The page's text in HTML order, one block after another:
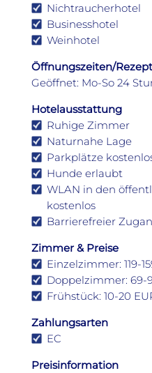
Nichtraucherhotel
Businesshotel
Weinhotel
Öffnungszeiten/
Geöffnet: Mo-So 24
Hotelausstattung
Ruhige Zimmer
Naturnahe Lage
Parkplätze
Hunde erlaubt
WLAN in den
kostenlos
Barrierefreier
Zimmer & Preise
Einzelzimmer: 119-
Doppelzimmer: 69-
Frühstück: 10-20
Zahlungsarten
EC
Preisinformation